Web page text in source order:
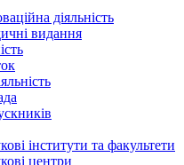
діяльність
видання
інститути та факультети
центри